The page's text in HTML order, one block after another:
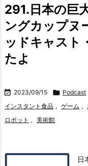
291.日本の巨
ングカップヌ
ッドキャスト
たよ
 2023/09/15  Podcast
インスタント食品 , ゲーム ,
ロボット , 美術館
日